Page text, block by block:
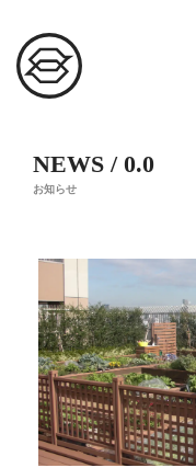
NEWS / 0.0
お知らせ